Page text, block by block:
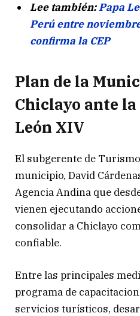
Lee también:Papa
Perú entre
confirma la CEP
Plan de la
Chiclayo ante
León XIV
El subgerente de
municipio, David
Agencia Andina que
vienen ejecutando
consolidar a Chiclayo
confiable.
Entre las principales
programa de
servicios turísticos,